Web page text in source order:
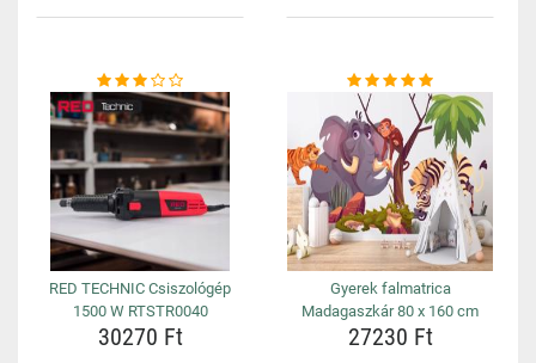
RED TECHNIC Csiszológép
1500 W RTSTR0040
30270 Ft
Gyerek falmatrica
Madagaszkár 80 x 160 cm
27230 Ft